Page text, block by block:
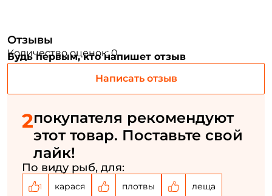
Отзывы
Количество оценок: 0
Будь первым, кто напишет отзыв
Написать отзыв
2покупателя рекомендуют
этот товар. Поставьте свой
лайк!
По виду рыб, для:
1 карася плотвы леща
ФИО: *
Email: *
Номер телефона: *
Придумайте пароль: *